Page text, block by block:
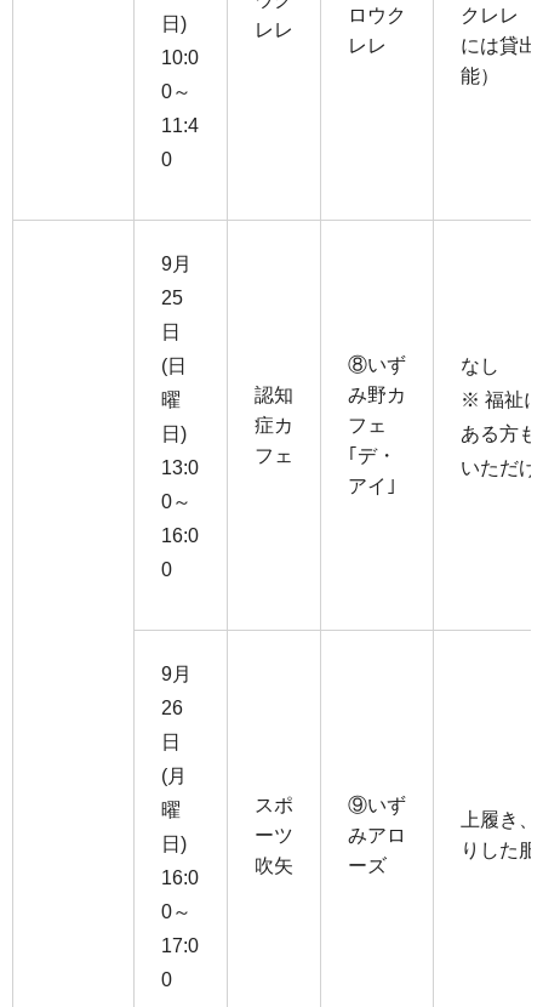
日)
10:0
0～
11:4
0
レレ
ロウク
レレ
クレレ
には貸出
能）
9月
25
日
(日
曜
日)
13:0
0～
16:0
0
認知
症カ
フェ
⑧いず
み野カ
フェ
｢デ・
アイ｣
なし
※ 福祉
ある方
いただ
9月
26
日
(月
曜
日)
16:0
0～
17:0
0
スポ
ーツ
吹矢
⑨いず
みアロ
ーズ
上履き
りした服